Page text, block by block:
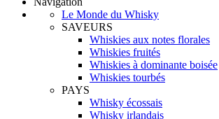
Le Monde du Whisky
SAVEURS
Whiskies aux notes florales
Whiskies fruités
Whiskies à dominante boisée
Whiskies tourbés
PAYS
Whisky écossais
Whisky irlandais